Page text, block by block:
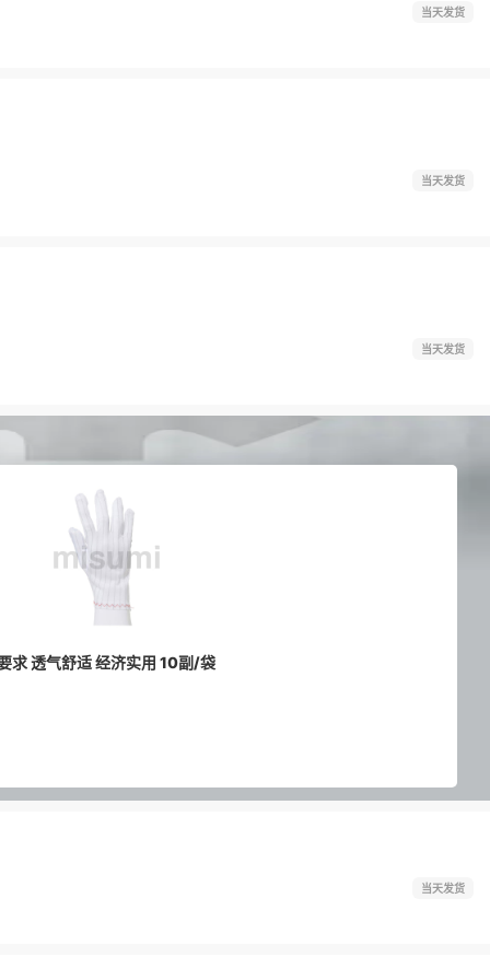
当天发货
当天发货
当天发货
求 透气舒适 经济实用 10副/袋
当天发货